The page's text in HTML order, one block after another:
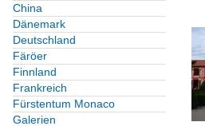
China
Dänemark
Deutschland
Färöer
Finnland
Frankreich
Fürstentum Monaco
Galerien